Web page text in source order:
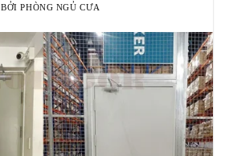
BỞIPHÒNG NGỦ CƯA